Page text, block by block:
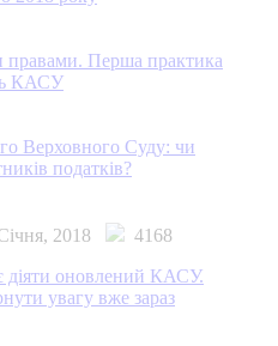
правами. Перша практика
КАСУ
Верховного Суду: чи
податків?
2018
4168
діяти оновлений КАСУ.
увагу вже зараз